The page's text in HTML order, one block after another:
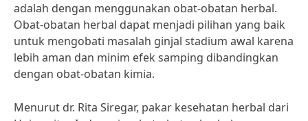
adalah dengan menggunakan obat-obatan herbal.
Obat-obatan herbal dapat menjadi pilihan yang baik
untuk mengobati masalah ginjal stadium awal karena
lebih aman dan minim efek samping dibandingkan
dengan obat-obatan kimia.
Menurut dr. Rita Siregar, pakar kesehatan herbal dari